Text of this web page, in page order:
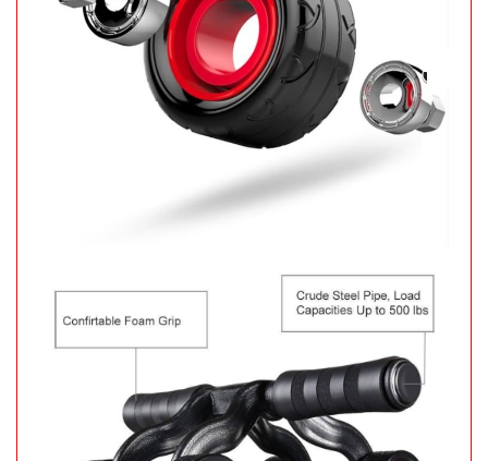
002964
GIÁ:
62.000 đ